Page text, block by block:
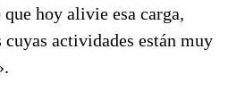
hoy alivie esa carga,
cuyas actividades están muy